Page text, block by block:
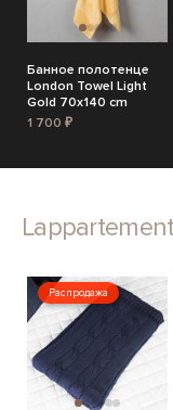
Банное полотенце
London Towel Light
Gold 70x140 cm
1 700 ₽
Распродажа